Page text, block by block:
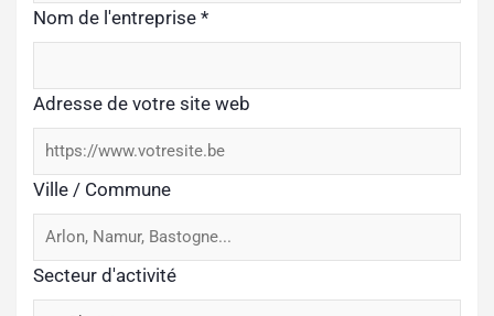
Nom de l'entreprise *
Adresse de votre site web
Ville / Commune
Secteur d'activité